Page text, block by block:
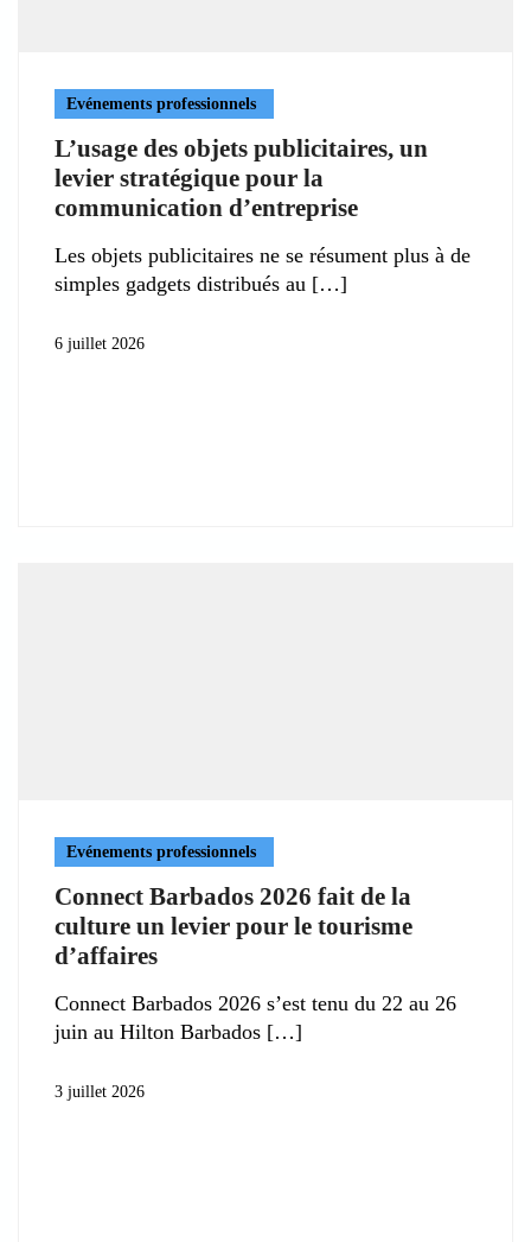
Evénements professionnels
L’usage des objets publicitaires, un
levier stratégique pour la
communication d’entreprise
Les objets publicitaires ne se résument plus à de
simples gadgets distribués au
6 juillet 2026
Evénements professionnels
Connect Barbados 2026 fait de la
culture un levier pour le tourisme
d’affaires
Connect Barbados 2026 s’est tenu du 22 au 26
juin au Hilton Barbados
3 juillet 2026